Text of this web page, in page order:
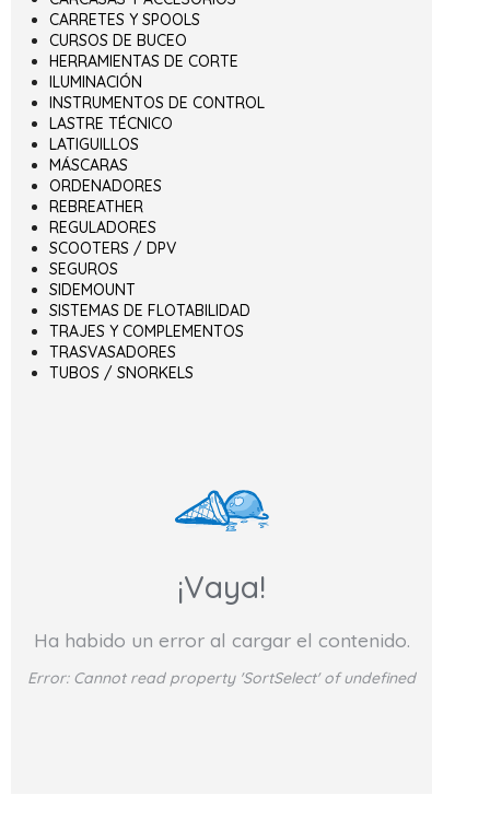
CARRETES Y SPOOLS
CURSOS DE BUCEO
HERRAMIENTAS DE CORTE
ILUMINACIÓN
INSTRUMENTOS DE CONTROL
LASTRE TÉCNICO
LATIGUILLOS
MÁSCARAS
ORDENADORES
REBREATHER
REGULADORES
SCOOTERS / DPV
SEGUROS
SIDEMOUNT
SISTEMAS DE FLOTABILIDAD
TRAJES Y COMPLEMENTOS
TRASVASADORES
TUBOS / SNORKELS
¡Vaya!
Ha habido un error al cargar el contenido.
Error: Cannot read property 'SortSelect' of undefined